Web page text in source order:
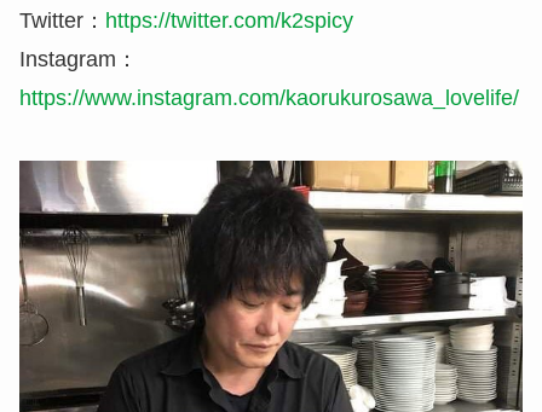
Twitter： https://twitter.com/k2spicy
Instagram：
https://www.instagram.com/kaorukurosawa_lovelife/